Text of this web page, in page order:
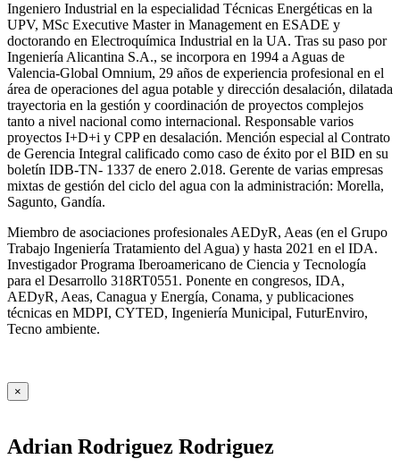
Ingeniero Industrial en la especialidad Técnicas Energéticas en la
UPV, MSc Executive Master in Management en ESADE y
doctorando en Electroquímica Industrial en la UA. Tras su paso por
Ingeniería Alicantina S.A., se incorpora en 1994 a Aguas de
Valencia-Global Omnium, 29 años de experiencia profesional en el
área de operaciones del agua potable y dirección desalación, dilatada
trayectoria en la gestión y coordinación de proyectos complejos
tanto a nivel nacional como internacional. Responsable varios
proyectos I+D+i y CPP en desalación. Mención especial al Contrato
de Gerencia Integral calificado como caso de éxito por el BID en su
boletín IDB-TN- 1337 de enero 2.018. Gerente de varias empresas
mixtas de gestión del ciclo del agua con la administración: Morella,
Sagunto, Gandía.
Miembro de asociaciones profesionales AEDyR, Aeas (en el Grupo
Trabajo Ingeniería Tratamiento del Agua) y hasta 2021 en el IDA.
Investigador Programa Iberoamericano de Ciencia y Tecnología
para el Desarrollo 318RT0551. Ponente en congresos, IDA,
AEDyR, Aeas, Canagua y Energía, Conama, y publicaciones
técnicas en MDPI, CYTED, Ingeniería Municipal, FuturEnviro,
Tecno ambiente.
×
Adrian Rodriguez Rodriguez